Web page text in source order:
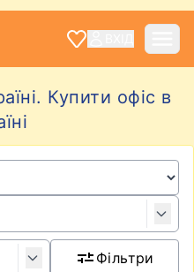
Купити офіс в
Фільтри